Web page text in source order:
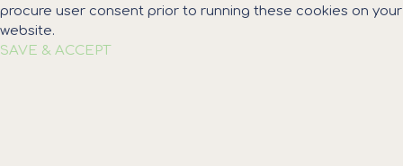
procure user consent prior to running these cookies on your
website.
SAVE & ACCEPT